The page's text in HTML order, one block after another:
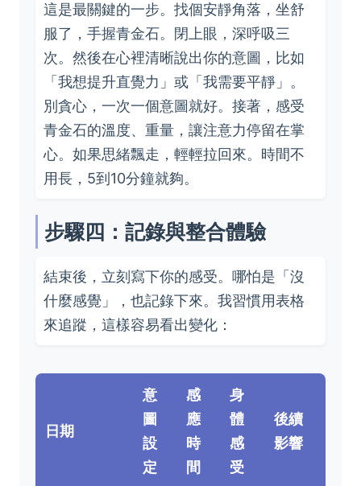
這是最關鍵的一步。找個安靜角落，坐舒
服了，手握青金石。閉上眼，深呼吸三
次。然後在心裡清晰說出你的意圖，比如
「我想提升直覺力」或「我需要平靜」。
別貪心，一次一個意圖就好。接著，感受
青金石的溫度、重量，讓注意力停留在掌
心。如果思緒飄走，輕輕拉回來。時間不
用長，5到10分鐘就夠。
步驟四：記錄與整合體驗
結束後，立刻寫下你的感受。哪怕是「沒
什麼感覺」，也記錄下來。我習慣用表格
來追蹤，這樣容易看出變化：
日期
意
圖
設
定
感
應
時
間
身
體
感
受
後續
影響